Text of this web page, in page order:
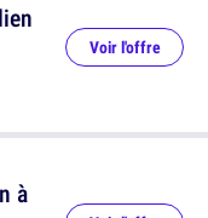
à
Voir l'offre